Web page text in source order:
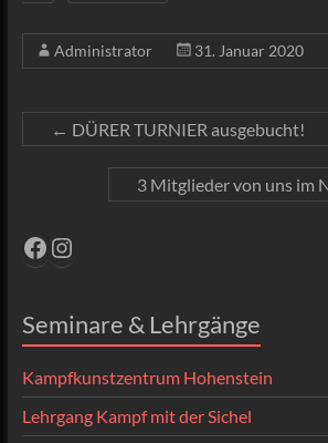
Administrator 31. Januar 2020
← DÜRER TURNIER ausgebucht!
3 Mitglieder von uns im
Facebook
Instagram
Seminare & Lehrgänge
Kampfkunstzentrum Hohenstein
Lehrgang Kampf mit der Sichel